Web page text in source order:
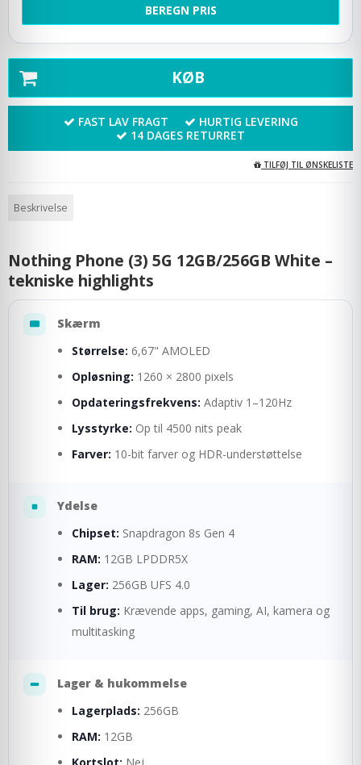
BEREGN PRIS
KØB
FAST LAV FRAGT
HURTIG LEVERING
14 DAGES RETURRET
TILFØJ TIL ØNSKELISTE
Beskrivelse
Nothing Phone (3) 5G 12GB/256GB White –
tekniske highlights
Skærm
Størrelse: 6,67" AMOLED
Opløsning: 1260 × 2800 pixels
Opdateringsfrekvens: Adaptiv 1–120Hz
Lysstyrke: Op til 4500 nits peak
Farver: 10-bit farver og HDR-understøttelse
Ydelse
Chipset: Snapdragon 8s Gen 4
RAM: 12GB LPDDR5X
Lager: 256GB UFS 4.0
Til brug: Krævende apps, gaming, AI, kamera og
multitasking
Lager & hukommelse
Lagerplads: 256GB
RAM: 12GB
Kortslot: Nej